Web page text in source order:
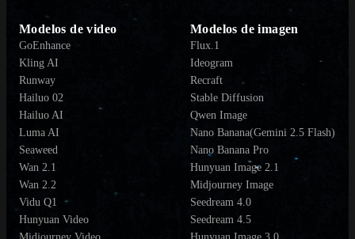
Modelos de video
GoEnhance
Kling AI
Runway
Hailuo 02
Hailuo AI
Luma AI
Seaweed
Wan 2.1
Wan 2.2
Vidu Q1
Hunyuan Video
Modelos de imagen
Flux.1
Ideogram
Recraft
Stable Diffusion
Qwen Image
Nano Banana(Gemini 2.5 Flash)
Nano Banana Pro
Hunyuan Image 2.1
Midjourney Image
Seedream 4.0
Seedream 4.5